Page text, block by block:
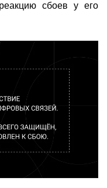
сбоев у его